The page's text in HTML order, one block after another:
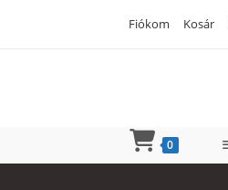
Fiókom Kosár
0